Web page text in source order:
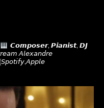
𝘾𝙤𝙢𝙥𝙤𝙨𝙚𝙧, 𝙋𝙞𝙖𝙣𝙞𝙨𝙩, 𝘿𝙅
𝘈𝘭𝘦𝘹𝘢𝘯𝘥𝘳𝘦